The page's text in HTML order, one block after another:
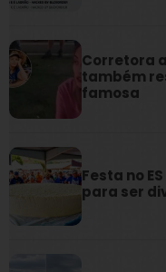
Corretora
também
famosa
Festa no
para ser